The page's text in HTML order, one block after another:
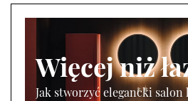
Więcej niż
Jak stworzyć elegancki salon